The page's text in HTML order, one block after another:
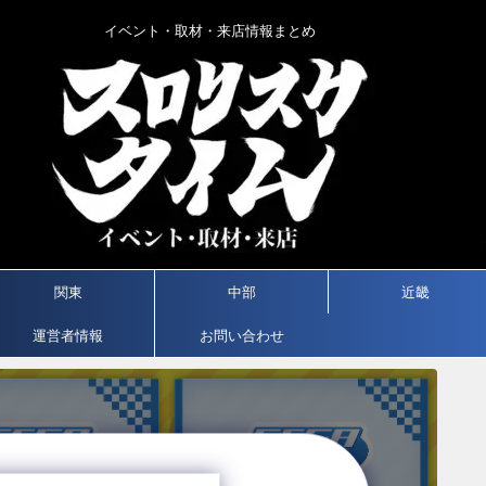
イベント・取材・来店情報まとめ
関東 中部 近畿
運営者情報 お問い合わせ